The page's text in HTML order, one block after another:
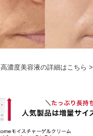
高濃度美容液の詳細はこちら >